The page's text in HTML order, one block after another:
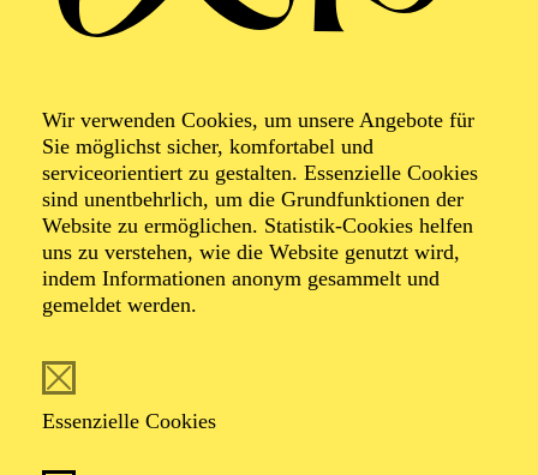
Wir verwenden Cookies, um unsere Angebote für
Sie möglichst sicher, komfortabel und
serviceorientiert zu gestalten. Essenzielle Cookies
sind unentbehrlich, um die Grundfunktionen der
Website zu ermöglichen. Statistik-Cookies helfen
uns zu verstehen, wie die Website genutzt wird,
indem Informationen anonym gesammelt und
gemeldet werden.
Essenzielle Cookies
Musik in St. Petersburg und trat beim
Preisträgerkonzert im kleinen Saal der dortigen
des Turiddu in Cavalleria rusticana und im Sommer
2023, als zweifacher Preisträger des
Gesangswettbewerbs Schloss Rheinsberg, den Don
Calloandro in Giovanni Paisiellos La molinara sowie
die dortigen Rheinsberger Galakonzerte.
Im Mai 2024 engagierte die Hochschule für Musik und
Theater Felix Mendelssohn Bartholdy Leipzig Ido Beit
Halachmi für ihre Sommerproduktion von Nicolais Die
Anschließend war er bei der Rheinsberger Kammeroper
erneut als Énée in Piccinnis "Didon" zu erleben. In der
Spielzeit 2024/2025 stand er als Pong in "Turandot" am
Stadttheater Bremerhaven auf der Bühne.